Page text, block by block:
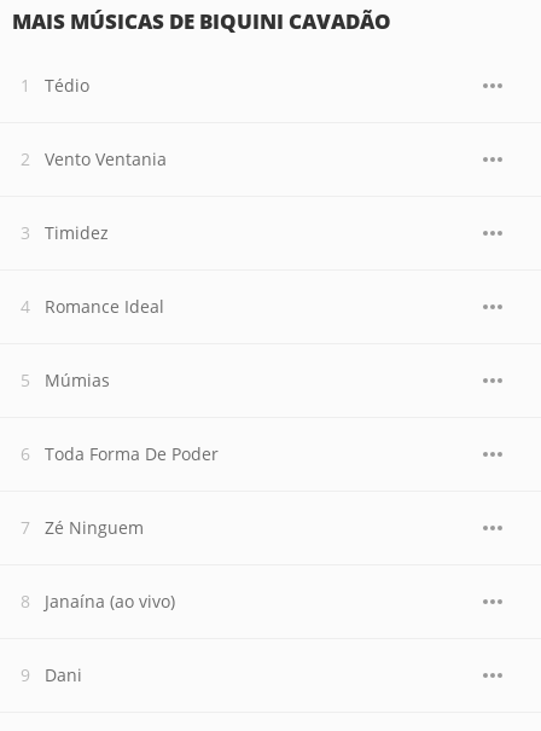
MAIS MÚSICAS DE BIQUINI CAVADÃO
Tédio
Vento Ventania
Timidez
Romance Ideal
Múmias
Toda Forma De Poder
Zé Ninguem
Janaína (ao vivo)
Dani